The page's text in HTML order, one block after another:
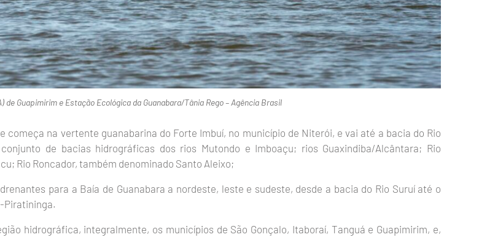
de Guapimirim e Estação Ecológica da Guanabara/Tânia Rego – Agência Brasil
começa na vertente guanabarina do Forte Imbuí, no município de Niterói, e vai até a bacia do Rio
de bacias hidrográficas dos rios Mutondo e Imboaçu; rios Guaxindiba/Alcântara; Rio
Rio Roncador, também denominado Santo Aleixo;
para a Baía de Guanabara a nordeste, leste e sudeste, desde a bacia do Rio Suruí até o
Piratininga.
hidrográfica, integralmente, os municípios de São Gonçalo, Itaboraí, Tanguá e Guapimirim, e,